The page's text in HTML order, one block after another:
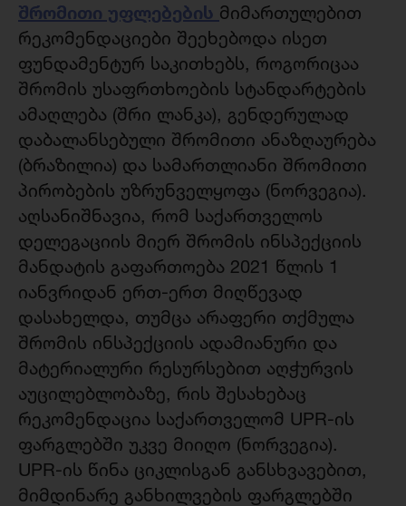
შრომითი უფლებების მიმართულებით
რეკომენდაციები შეეხებოდა ისეთ
ფუნდამენტურ საკითხებს, როგორიცაა
შრომის უსაფრთხოების სტანდარტების
ამაღლება (შრი ლანკა), გენდერულად
დაბალანსებული შრომითი ანაზღაურება
(ბრაზილია) და სამართლიანი შრომითი
პირობების უზრუნველყოფა (ნორვეგია).
აღსანიშნავია, რომ საქართველოს
დელეგაციის მიერ შრომის ინსპექციის
მანდატის გაფართოება 2021 წლის 1
იანვრიდან ერთ-ერთ მიღწევად
დასახელდა, თუმცა არაფერი თქმულა
შრომის ინსპექციის ადამიანური და
მატერიალური რესურსებით აღჭურვის
აუცილებლობაზე, რის შესახებაც
რეკომენდაცია საქართველომ UPR-ის
ფარგლებში უკვე მიიღო (ნორვეგია).
UPR-ის წინა ციკლისგან განსხვავებით,
მიმდინარე განხილვების ფარგლებში